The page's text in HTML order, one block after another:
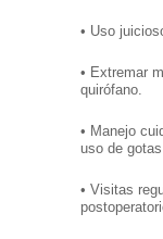
• Uso
• Extremar
quirófano.
• Manejo
uso de
• Visitas